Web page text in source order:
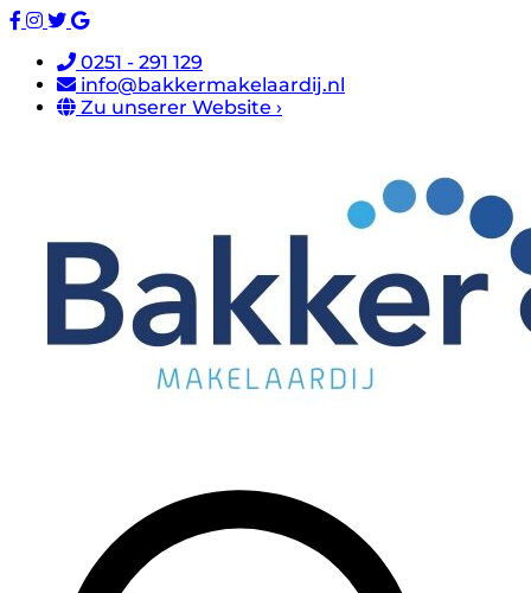
0251 - 291 129
info@bakkermakelaardij.nl
Zu unserer Website ›